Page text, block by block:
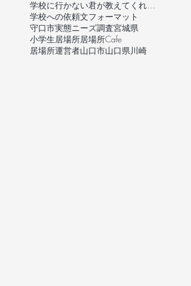
学校への依頼文フォーマット
守口市実態ニーズ調査宮城県
小学生居場所居場所Cafe
居場所運営者山口市山口県 川崎